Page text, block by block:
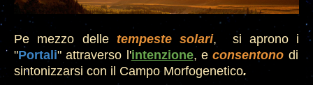
Pe mezzo delle tempeste solari, si aprono i
"Portal i" attraverso l'intenzione,econsentono di
sintonizzarsi con il Campo Morfogenetico.